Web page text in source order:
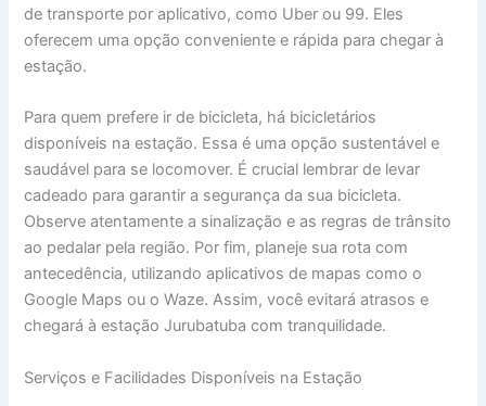
de transporte por aplicativo, como Uber ou 99. Eles
oferecem uma opção conveniente e rápida para chegar à
estação.
Para quem prefere ir de bicicleta, há bicicletários
disponíveis na estação. Essa é uma opção sustentável e
saudável para se locomover. É crucial lembrar de levar
cadeado para garantir a segurança da sua bicicleta.
Observe atentamente a sinalização e as regras de trânsito
ao pedalar pela região. Por fim, planeje sua rota com
antecedência, utilizando aplicativos de mapas como o
Google Maps ou o Waze. Assim, você evitará atrasos e
chegará à estação Jurubatuba com tranquilidade.
Serviços e Facilidades Disponíveis na Estação